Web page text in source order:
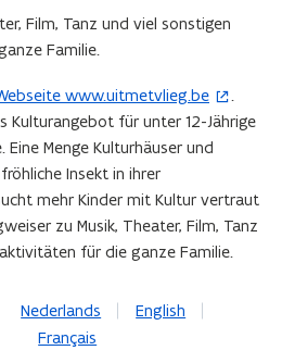
Film, Tanz und viel sonstigen
Familie.
www.uitmetvlieg.be
.
Kulturangebot für unter 12-Jährige
Menge Kulturhäuser und
Insekt in ihrer
mehr Kinder mit Kultur vertraut
zu Musik, Theater, Film, Tanz
für die ganze Familie.
Nederlands
English
Français